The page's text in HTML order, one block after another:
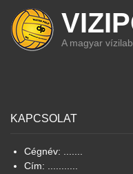
A magyar
KAPCSOLAT
Cégnév: .......
Cím: ...........